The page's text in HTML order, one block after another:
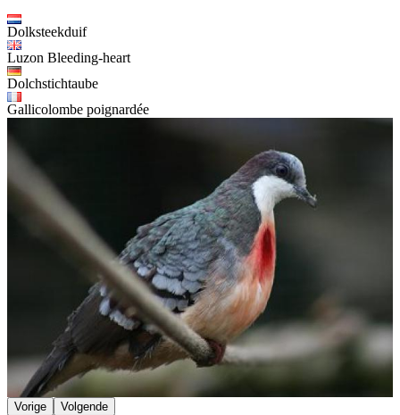
Dolksteekduif
Luzon Bleeding-heart
Dolchstichtaube
Gallicolombe poignardée
Vorige Volgende